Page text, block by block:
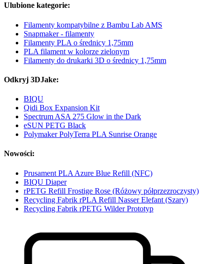
Ulubione kategorie:
Filamenty kompatybilne z Bambu Lab AMS
Snapmaker - filamenty
Filamenty PLA o średnicy 1,75mm
PLA filament w kolorze zielonym
Filamenty do drukarki 3D o średnicy 1,75mm
Odkryj 3DJake:
BIQU
Qidi Box Expansion Kit
Spectrum ASA 275 Glow in the Dark
eSUN PETG Black
Polymaker PolyTerra PLA Sunrise Orange
Nowości:
Prusament PLA Azure Blue Refill (NFC)
BIQU Diaper
rPETG Refill Frostige Rose (Różowy półprzezroczysty)
Recycling Fabrik rPLA Refill Nasser Elefant (Szary)
Recycling Fabrik rPETG Wilder Prototyp